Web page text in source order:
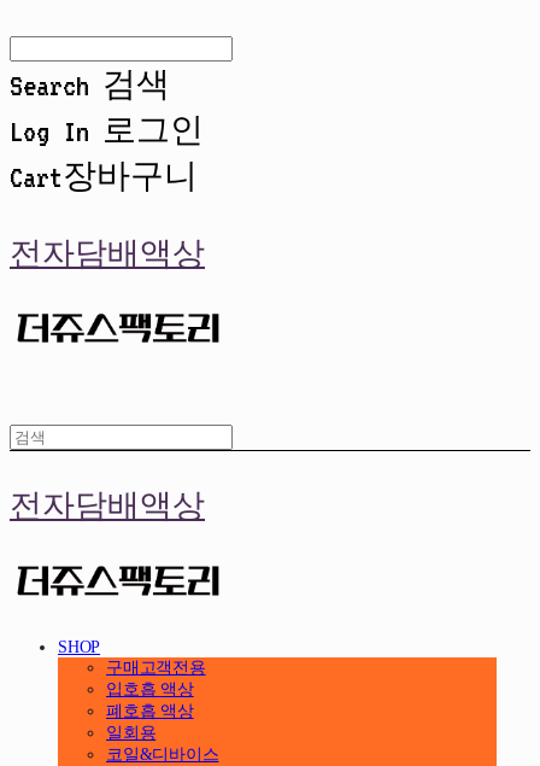
Search 검색
Log In 로그인
Cart장바구니
전자담배액상
전자담배액상
SHOP
구매고객전용
입호흡 액상
폐호흡 액상
일회용
코일&디바이스